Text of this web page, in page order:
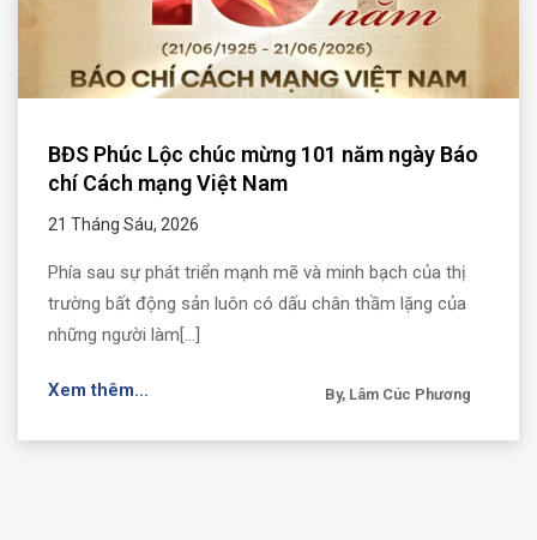
BĐS Phúc Lộc chúc mừng 101 năm ngày Báo
chí Cách mạng Việt Nam
21 Tháng Sáu, 2026
Phía sau sự phát triển mạnh mẽ và minh bạch của thị
trường bất động sản luôn có dấu chân thầm lặng của
những người làm[...]
Xem thêm... By, Lâm Cúc Phương